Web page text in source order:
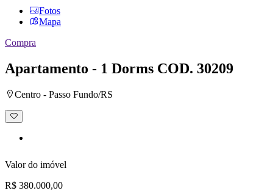
Fotos
Mapa
Compra
Apartamento - 1 Dorms COD. 30209
Centro - Passo Fundo/RS
Adicionar
à
Valor do imóvel
R$ 380.000,00